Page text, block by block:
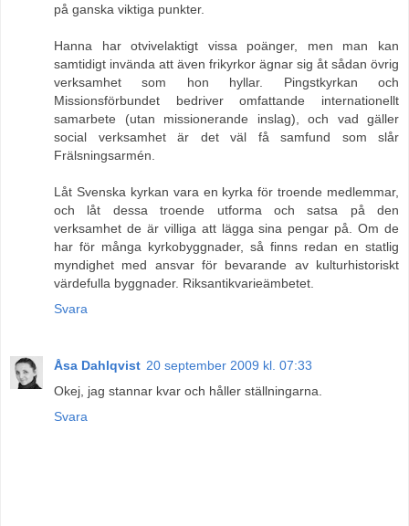
på ganska viktiga punkter.
Hanna har otvivelaktigt vissa poänger, men man kan
samtidigt invända att även frikyrkor ägnar sig åt sådan övrig
verksamhet som hon hyllar. Pingstkyrkan och
Missionsförbundet bedriver omfattande internationellt
samarbete (utan missionerande inslag), och vad gäller
social verksamhet är det väl få samfund som slår
Frälsningsarmén.
Låt Svenska kyrkan vara en kyrka för troende medlemmar,
och låt dessa troende utforma och satsa på den
verksamhet de är villiga att lägga sina pengar på. Om de
har för många kyrkobyggnader, så finns redan en statlig
myndighet med ansvar för bevarande av kulturhistoriskt
värdefulla byggnader. Riksantikvarieämbetet.
Svara
Åsa Dahlqvist 20 september 2009 kl. 07:33
Okej, jag stannar kvar och håller ställningarna.
Svara